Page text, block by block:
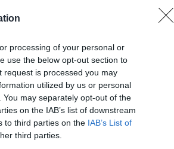
processing of your personal or
use the below opt-out section to
is processed you may
utilized by us or personal
may separately opt-out of the
on the IAB’s list of downstream
to third parties on the IAB’s List of
third parties.